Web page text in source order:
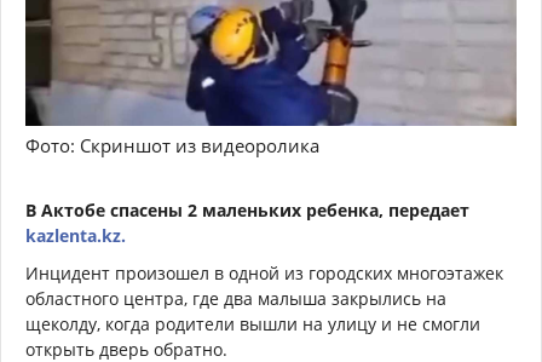
Фото: Скриншот из видеоролика
В Актобе спасены 2 маленьких ребенка, передает
kazlenta.kz.
Инцидент произошел в одной из городских многоэтажек
областного центра, где два малыша закрылись на
щеколду, когда родители вышли на улицу и не смогли
открыть дверь обратно.